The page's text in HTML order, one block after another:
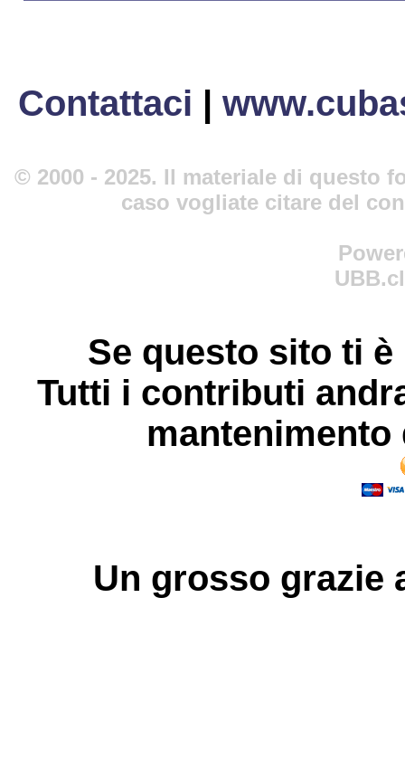
Contattaci |
© 2000 - 2025. Il materiale di questo
caso vogliate citare del
Se questo sito ti
Tutti i contributi
Un grosso grazie